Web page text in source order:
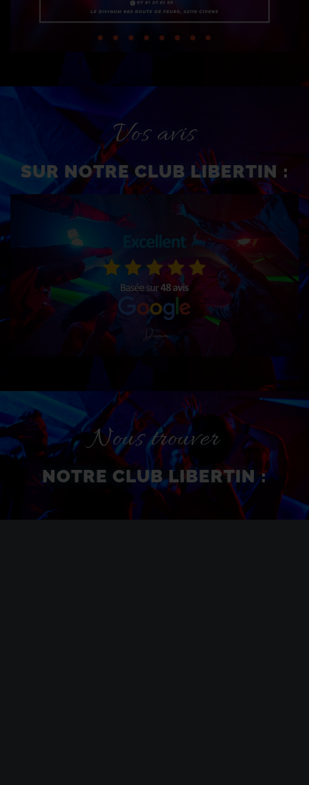
Vos avis
SUR NOTRE CLUB LIBERTIN :
Nous trouver
NOTRE CLUB LIBERTIN :